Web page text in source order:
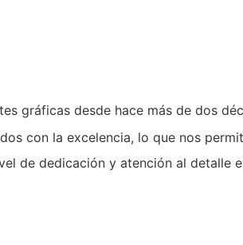
gráficas desde hace más de dos
con la excelencia, lo que nos
de dedicación y atención al detalle